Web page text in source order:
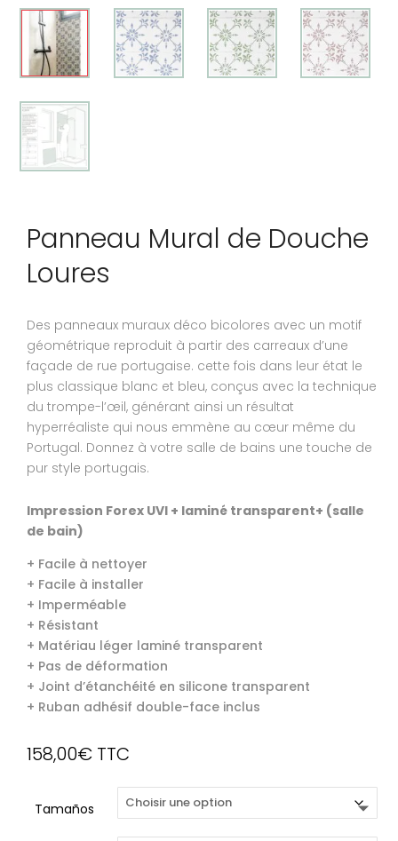
Panneau Mural de Douche
Loures
Des panneaux muraux déco bicolores avec un motif
géométrique reproduit à partir des carreaux d’une
façade de rue portugaise. cette fois dans leur état le
plus classique blanc et bleu, conçus avec la technique
du trompe-l’œil, générant ainsi un résultat
hyperréaliste qui nous emmène au cœur même du
Portugal. Donnez à votre salle de bains une touche de
pur style portugais.
Impression Forex UVI + laminé transparent+ (salle
de bain)
+ Facile à nettoyer
+ Facile à installer
+ Imperméable
+ Résistant
+ Matériau léger laminé transparent
+ Pas de déformation
+ Joint d’étanchéité en silicone transparent
+ Ruban adhésif double-face inclus
158,00€ TTC
Tamaños